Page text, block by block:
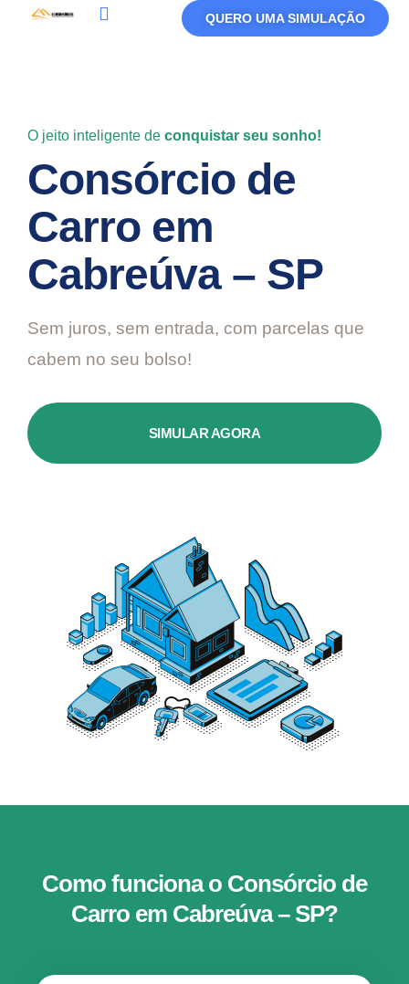
QUERO UMA SIMULAÇÃO
O jeito inteligente de conquistar seu sonho!
Consórcio de
Carro em
Cabreúva – SP
Sem juros, sem entrada, com parcelas que
cabem no seu bolso!
SIMULAR AGORA
Como funciona o Consórcio de
Carro em Cabreúva – SP?